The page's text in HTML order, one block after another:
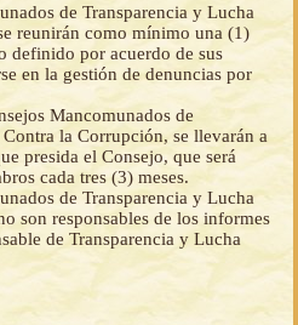
de Transparencia y Lucha
reunirán como mínimo una (1)
definido por acuerdo de sus
en la gestión de denuncias por
Mancomunados de
la Corrupción, se llevarán a
presida el Consejo, que será
cada tres (3) meses.
de Transparencia y Lucha
son responsables de los informes
de Transparencia y Lucha